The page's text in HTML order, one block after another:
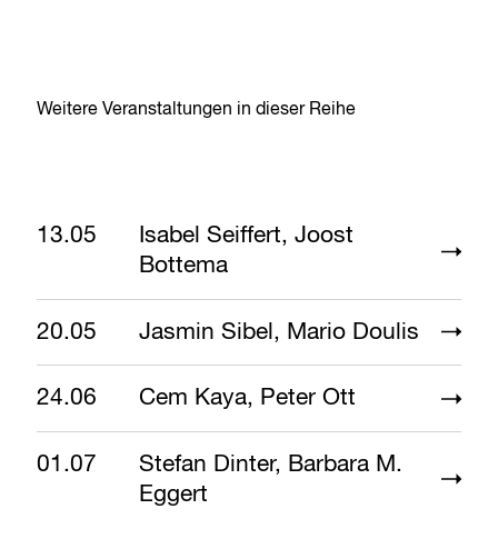
Weitere Veranstaltungen in dieser Reihe
13.05
Isabel Seiffert, Joost
Bottema
20.05 Jasmin Sibel, Mario Doulis
24.06 Cem Kaya, Peter Ott
01.07
Stefan Dinter, Barbara M.
Eggert